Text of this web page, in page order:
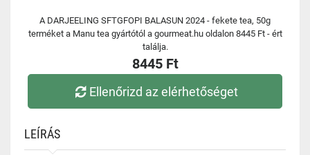
A DARJEELING SFTGFOPI BALASUN 2024 - fekete tea, 50g
terméket a Manu tea gyártótól a gourmeat.hu oldalon 8445 Ft - ért
találja.
8445 Ft
Ellenőrizd az elérhetőséget
LEÍRÁS